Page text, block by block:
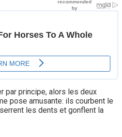
par principe, alors les deux
pose amusante: ils courbent le
les dents et gonflent la